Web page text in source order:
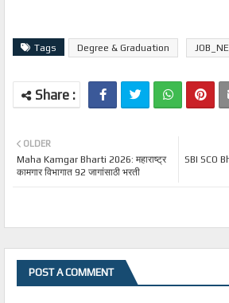
Tags Degree & Graduation
SBI SCO
OLDER
Maha Kamgar Bharti 2026: महाराष्ट्र
कामगार विभागात 92 जागांसाठी भरती
POST A COMMENT